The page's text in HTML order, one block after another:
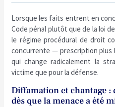
Lorsque les faits entrent en
Code pénal plutôt que de la loi
le régime procédural de droit
concurrente — prescription plus
qui change radicalement la
victime que pour la défense.
Diffamation et chantage :
dès que la menace a été